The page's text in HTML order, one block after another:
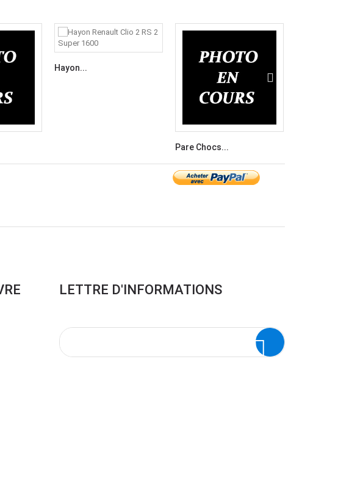
Hayon...
Pare Chocs...
LETTRE D'INFORMATIONS